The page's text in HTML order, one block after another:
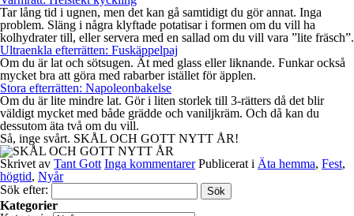
Tar lång tid i ugnen, men det kan gå samtidigt du gör annat. Inga
problem. Släng i några klyftade potatisar i formen om du vill ha
kolhydrater till, eller servera med en sallad om du vill vara ”lite fräsch”.
Ultraenkla efterrätten: Fuskäppelpaj
Om du är lat och sötsugen. Ät med glass eller liknande. Funkar också
mycket bra att göra med rabarber istället för äpplen.
Stora efterrätten: Napoleonbakelse
Om du är lite mindre lat. Gör i liten storlek till 3-rätters då det blir
väldigt mycket med både grädde och vaniljkräm. Och då kan du
dessutom äta två om du vill.
Så, inge svårt. SKÅL OCH GOTT NYTT ÅR!
Skrivet av Tant Gott Inga kommentarer Publicerat i Äta hemma, Fest,
högtid, Nyår
Sök efter:
Kategorier